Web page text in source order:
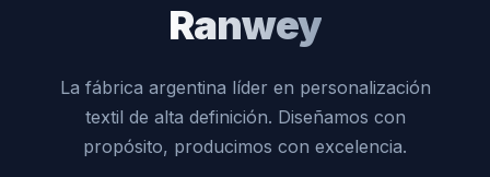
Ranwey
La fábrica argentina líder en personalización
textil de alta definición. Diseñamos con
propósito, producimos con excelencia.